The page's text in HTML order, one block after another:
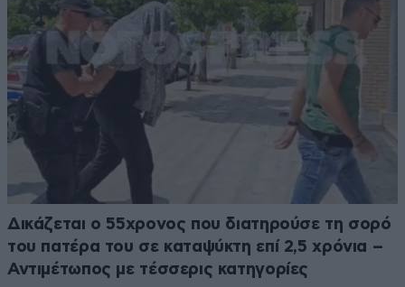
Δικάζεται ο 55χρονος που διατηρούσε τη σορό
του πατέρα του σε καταψύκτη επί 2,5 χρόνια –
Αντιμέτωπος με τέσσερις κατηγορίες